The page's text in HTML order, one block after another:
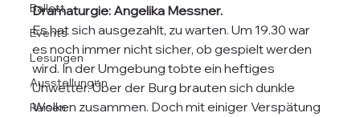
Ballett
Events
Lesungen
Ausstellungen
Reisen
Dramaturgie: Angelika Messner.
Es hat sich ausgezahlt, zu warten. Um 19.30 war
es noch immer nicht sicher, ob gespielt werden
wird. In der Umgebung tobte ein heftiges
Unwetter. Über der Burg brauten sich dunkle
Wolken zusammen. Doch mit einiger Verspätung